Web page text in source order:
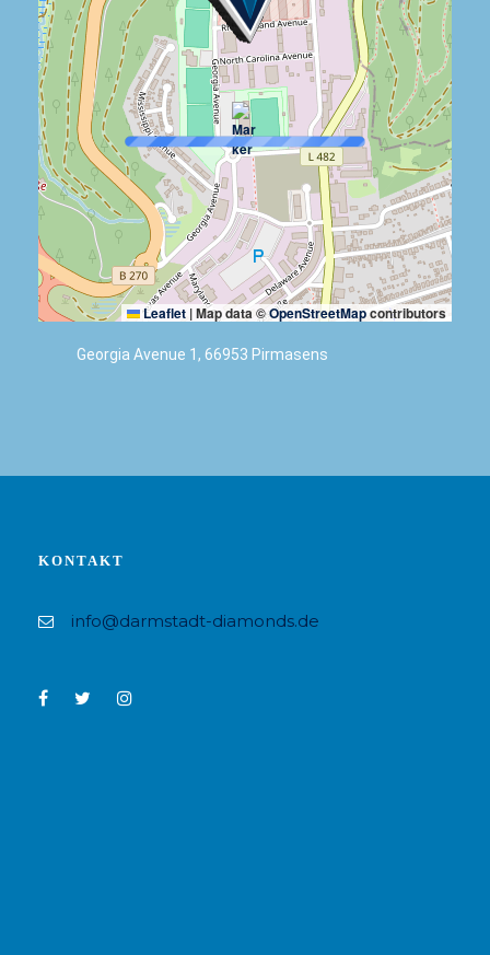
Leaflet |Map data ©OpenStreetMapcontributors
Georgia Avenue 1, 66953 Pirmasens
KONTAKT
info@darmstadt-diamonds.de